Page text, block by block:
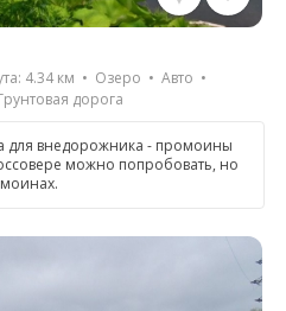
4.34 км • Озеро • Авто •
дорога
для внедорожника - промоины
можно попробовать, но